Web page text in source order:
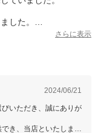
した。
さらに表示
2024/06/21
いただき、誠にありが
き、当店といたしまし